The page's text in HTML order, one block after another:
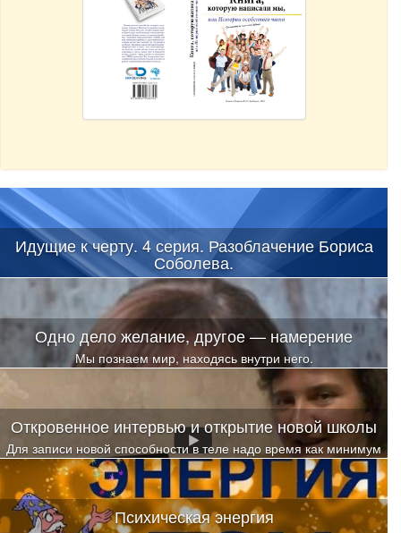
Идущие к черту. 4 серия. Разоблачение Бориса
Соболева.
Одно дело желание, другое — намерение
Мы познаем мир, находясь внутри него.
Откровенное интервью и открытие новой школы
Для записи новой способности в теле надо время как минимум
на выстраивание новых нейронных связей
Психическая энергия